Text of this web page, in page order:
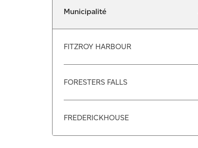
Municipalité
FITZROY HARBOUR
FORESTERS FALLS
FREDERICKHOUSE